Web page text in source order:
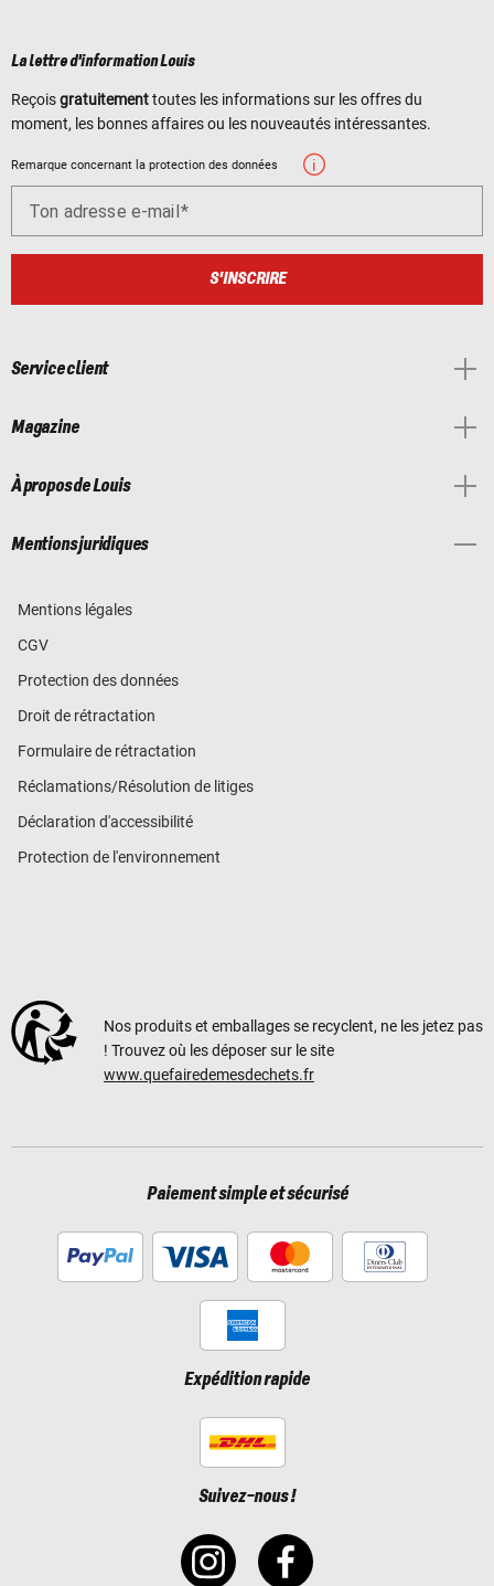
La lettre d'information Louis
Reçoisgratuitementtoutes les informations sur les offres du
moment, les bonnes affaires ou les nouveautés intéressantes.
Remarque concernant la protection des données
Ton adresse e-mail
S'INSCRIRE
Service client
Magazine
À propos de Louis
Mentions juridiques
Mentions légales
CGV
Protection des données
Droit de rétractation
Formulaire de rétractation
Réclamations/Résolution de litiges
Déclaration d'accessibilité
Protection de l'environnement
Nos produits et emballages se recyclent, ne les jetez pas
! Trouvez où les déposer sur le site
www.quefairedemesdechets.fr
Paiement simple et sécurisé
Expédition rapide
Suivez-nous !